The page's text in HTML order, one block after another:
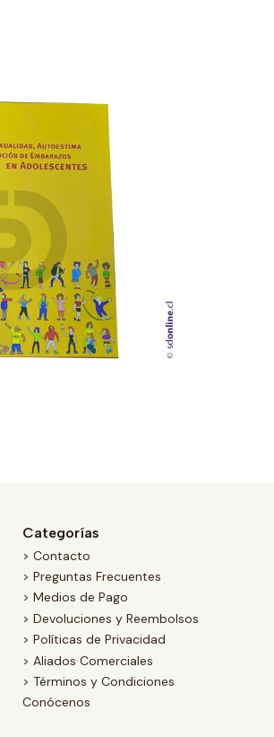
Categorías
> Contacto
> Preguntas Frecuentes
> Medios de Pago
> Devoluciones y Reembolsos
> Políticas de Privacidad
> Aliados Comerciales
> Términos y Condiciones
Conócenos